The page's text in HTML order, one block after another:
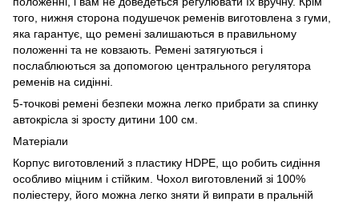
того, нижня сторона подушечок ременів виготовлена з гуми,
яка гарантує, що ремені залишаються в правильному
положенні та не ковзають. Ремені затягуються і
послаблюються за допомогою центрального регулятора
ременів на сидінні.
5-точкові ремені безпеки можна легко прибрати за спинку
автокрісла зі зросту дитини 100 см.
Матеріали
Корпус виготовлений з пластику HDPE, що робить сидіння
особливо міцним і стійким. Чохол виготовлений зі 100%
поліестеру, його можна легко зняти й випрати в пральній